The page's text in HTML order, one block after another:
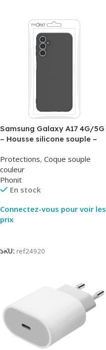
Samsung Galaxy A17 4G/5G
– Housse silicone souple –
Protections, Coque souple
couleur
Phonit
En stock
Connectez-vous pour voir les
prix
SKU: ref24920